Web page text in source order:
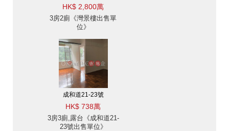
HK$ 2,800萬
3房2廁《灣景樓出售單
位》
成和道21-23號
HK$ 738萬
3房3廁,露台《成和道21-
23號出售單位》